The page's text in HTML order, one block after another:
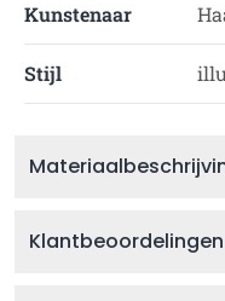
Kunstenaar
Stijl
Klantbeoordelingen